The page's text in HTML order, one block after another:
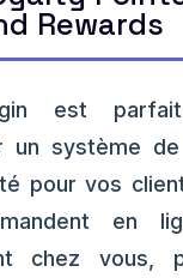
Rewards
est
un système
pour vos
en
chez vous,